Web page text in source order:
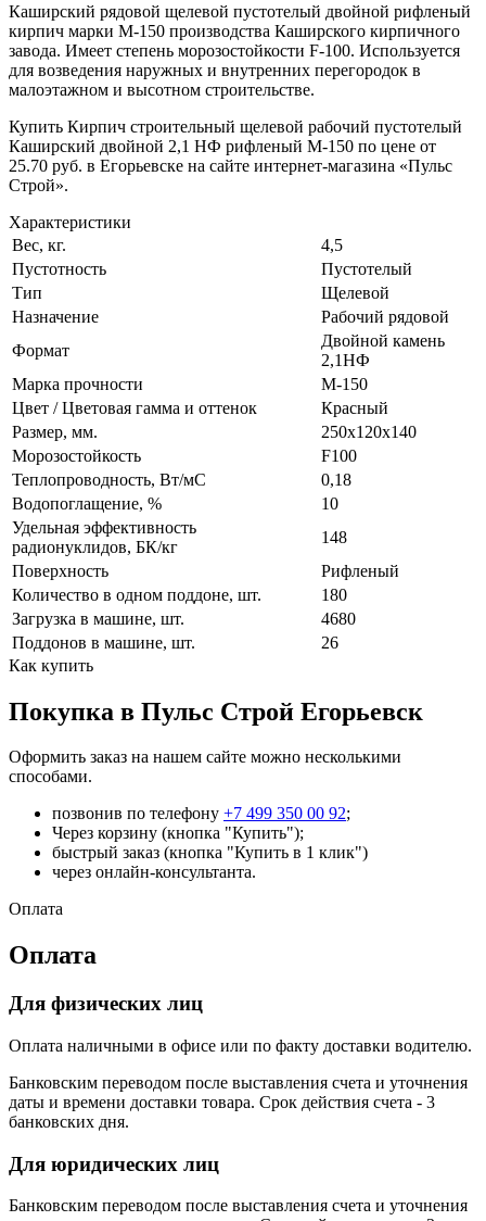
Каширский рядовой щелевой пустотелый двойной рифленый
кирпич марки М-150 производства Каширского кирпичного
завода. Имеет степень морозостойкости F-100. Используется
для возведения наружных и внутренних перегородок в
малоэтажном и высотном строительстве.
Купить Кирпич строительный щелевой рабочий пустотелый
Каширский двойной 2,1 НФ рифленый М-150 по цене от
25.70 руб. в Егорьевске на сайте интернет-магазина «Пульс
Строй».
Характеристики
Вес, кг.
4,5
Пустотность
Пустотелый
Тип
Щелевой
Назначение
Рабочий рядовой
Формат
Двойной камень
2,1НФ
Марка прочности
М-150
Цвет / Цветовая гамма и оттенок
Красный
Размер, мм.
250х120х140
Морозостойкость
F100
Теплопроводность, Вт/мC
0,18
Водопоглащение, %
10
Удельная эффективность
радионуклидов, БК/кг
148
Поверхность
Рифленый
Количество в одном поддоне, шт.
180
Загрузка в машине, шт.
4680
Поддонов в машине, шт.
26
Как купить
Покупка в Пульс Строй Егорьевск
Оформить заказ на нашем сайте можно несколькими
способами.
позвонив по телефону +7 499 350 00 92;
Через корзину (кнопка "Купить");
быстрый заказ (кнопка "Купить в 1 клик")
через онлайн-консультанта.
Оплата
Оплата
Для физических лиц
Оплата наличными в офисе или по факту доставки водителю.
Банковским переводом после выставления счета и уточнения
даты и времени доставки товара. Срок действия счета - 3
банковских дня.
Для юридических лиц
Банковским переводом после выставления счета и уточнения